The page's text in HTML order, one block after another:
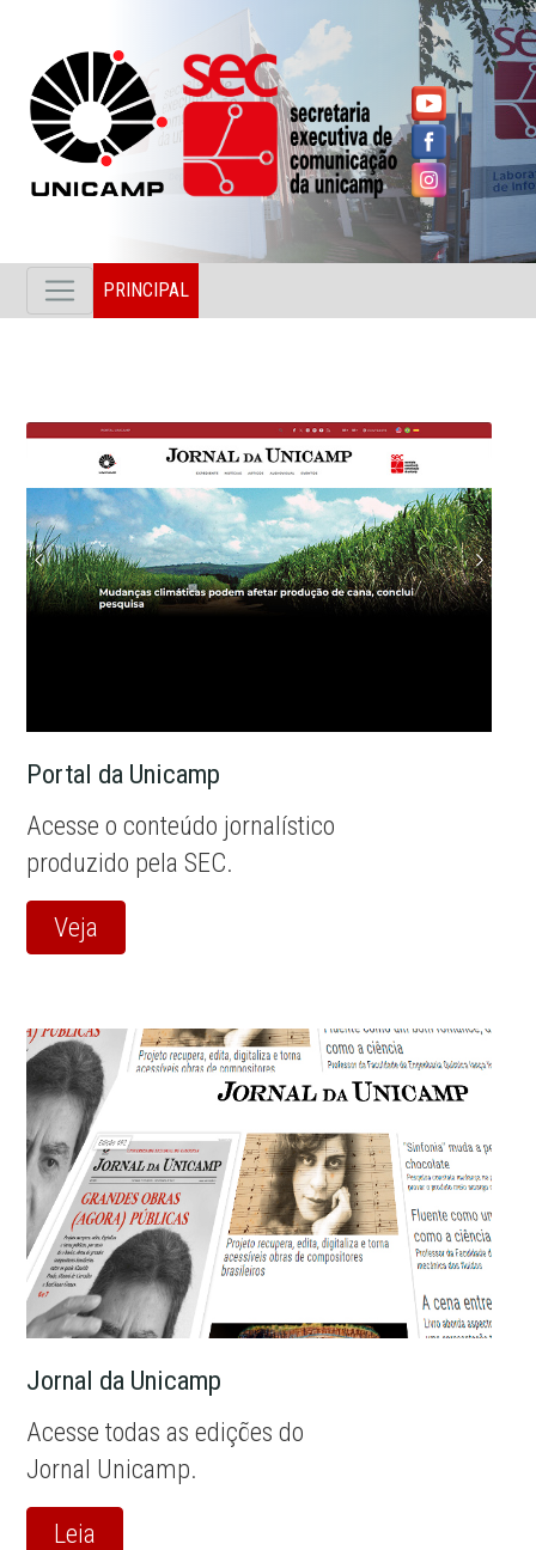
PRINCIPAL
Portal da Unicamp
Acesse o conteúdo jornalístico
produzido pela SEC.
Veja
Jornal da Unicamp
Acesse todas as edições do
Jornal Unicamp.
Leia